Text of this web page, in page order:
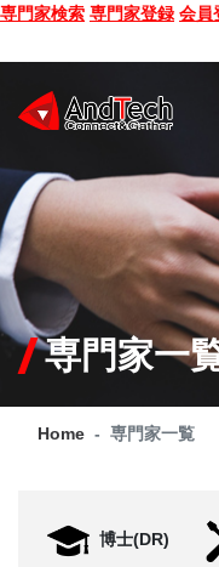
専門家検索 専門家登録 会員
SEMINAR
BOOK
CONSULTING
SERVICE
Q&A
専門家一
Home 専門家一覧
博士(DR)